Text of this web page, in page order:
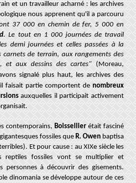
et un travailleur acharné : les archives
nous apprenent qu'il a parcouru
37 000 en chemin de fer, 5 000 en
. Le tout en 1 000 journées de travail
demi journées et celles passées à la
carnets de terrain, aux rangements des
et aux dessins des cartes" (Moreau,
signalé plus haut, les archives des
faisait partie comportent denombreux
auxquelles il participait activement
contemporains,Boissellierétait fasciné
fossiles queR. Owenbaptisa
Et pour cause : au XIXe siècle les
reptiles fossiles vont se multiplier et
personnes à découvrir des gisements.
dinomania se développe autour de ces